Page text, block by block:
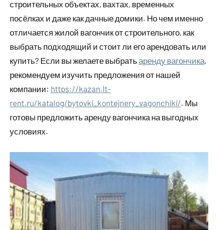
строительных объектах, вахтах, временных
посёлках и даже как дачные домики. Но чем именно
отличается жилой вагончик от строительного, как
выбрать подходящий и стоит ли его арендовать или
купить? Если вы желаете выбратьаренду вагончика,
рекомендуем изучить предложения от нашей
компании: https://kazan.lt-
rent.ru/katalog/bytovki_kontejnery_vagonchiki/. Мы
готовы предложить аренду вагончика на выгодных
условиях.